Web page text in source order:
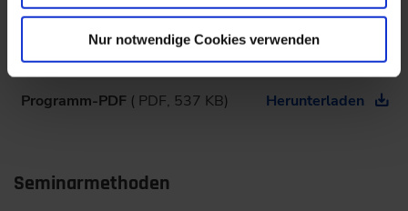
Nur notwendige Cookies verwenden
Übung: Den Rückhalt der Unternehmensleitung
Programm-PDF ( PDF, 537 KB) Herunterladen
Seminarmethoden